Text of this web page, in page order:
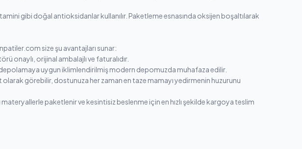
gibi doğal antioksidanlar kullanılır. Paketleme esnasında oksijen boşaltılarak
size şu avantajları sunar:
onaylı, orijinal ambalajlı ve faturalıdır.
depolamaya uygun iklimlendirilmiş modern depomuzda muhafaza edilir.
olarak görebilir, dostunuza her zaman en taze mamayı yedirmenin huzurunu
paketlenir ve kesintisiz beslenme için en hızlı şekilde kargoya teslim